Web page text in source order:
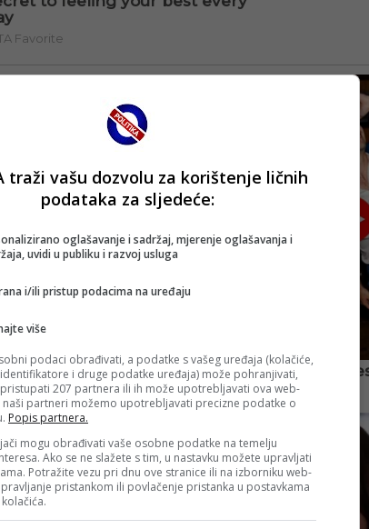
traži vašu dozvolu za korištenje ličnih
podataka za sljedeće:
oglašavanje i sadržaj, mjerenje oglašavanja i
uvidi u publiku i razvoj usluga
i/ili pristup podacima na uređaju
više
podaci obrađivati, a podatke s vašeg uređaja (kolačiće,
i druge podatke uređaja) može pohranjivati,
207 partnera ili ih može upotrebljavati ova web-
naši partneri možemo upotrebljavati precizne podatke o
Popis partnera.
mogu obrađivati vaše osobne podatke na temelju
Ako se ne slažete s tim, u nastavku možete upravljati
Potražite vezu pri dnu ove stranice ili na izborniku web-
pristankom ili povlačenje pristanka u postavkama